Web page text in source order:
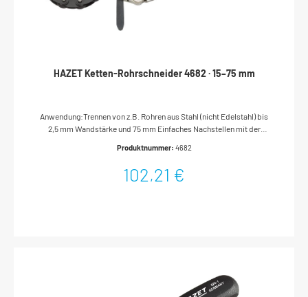
HAZET Ketten-Rohrschneider 4682 · 15–75 mm
Anwendung:Trennen von z.B. Rohren aus Stahl (nicht Edelstahl) bis
2,5 mm Wandstärke und 75 mm Einfaches Nachstellen mit der
Schneiddurchmesser werden durch Verlängern mit der Kette 4682-
fixiertOberfläche: vernickeltAbmessungen / Länge: 255
Produktnummer: 4682
102,21 €